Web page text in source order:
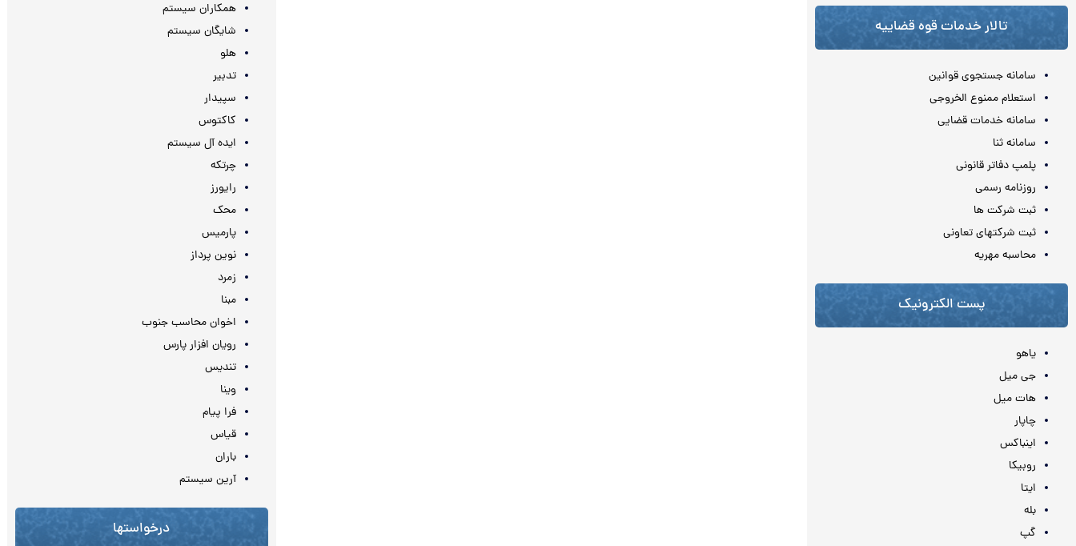
تالار خدمات قوه قضاییه
سامانه جستجوی قوانین
استعلام ممنوع الخروجی
سامانه خدمات قضایی
سامانه ثنا
پلمپ دفاتر قانونی
روزنامه رسمی
ثبت شرکت ها
ثبت شرکتهای تعاونی
محاسبه مهريه
پست الکترونیک
یاهو
جی میل
هات میل
چاپار
اینباکس
روبیکا
ایتا
بله
گپ
همکاران سیستم
شایگان سیستم
هلو
تدبیر
سپیدار
کاکتوس
ایده آل سیستم
چرتکه
رایورز
محک
پارمیس
نوین پرداز
زمرد
مبنا
اخوان محاسب جنوب
رویان افزار پارس
تندیس
وینا
فرا پیام
قیاس
باران
آرین سیستم
درخواستها